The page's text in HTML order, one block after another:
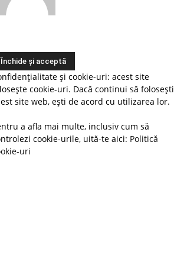
și cookie-uri: acest site
cookie-uri. Dacă continui să folosești
site web, ești de acord cu utilizarea lor.
a afla mai multe, inclusiv cum să
cookie-urile, uită-te aici: Politică
uri